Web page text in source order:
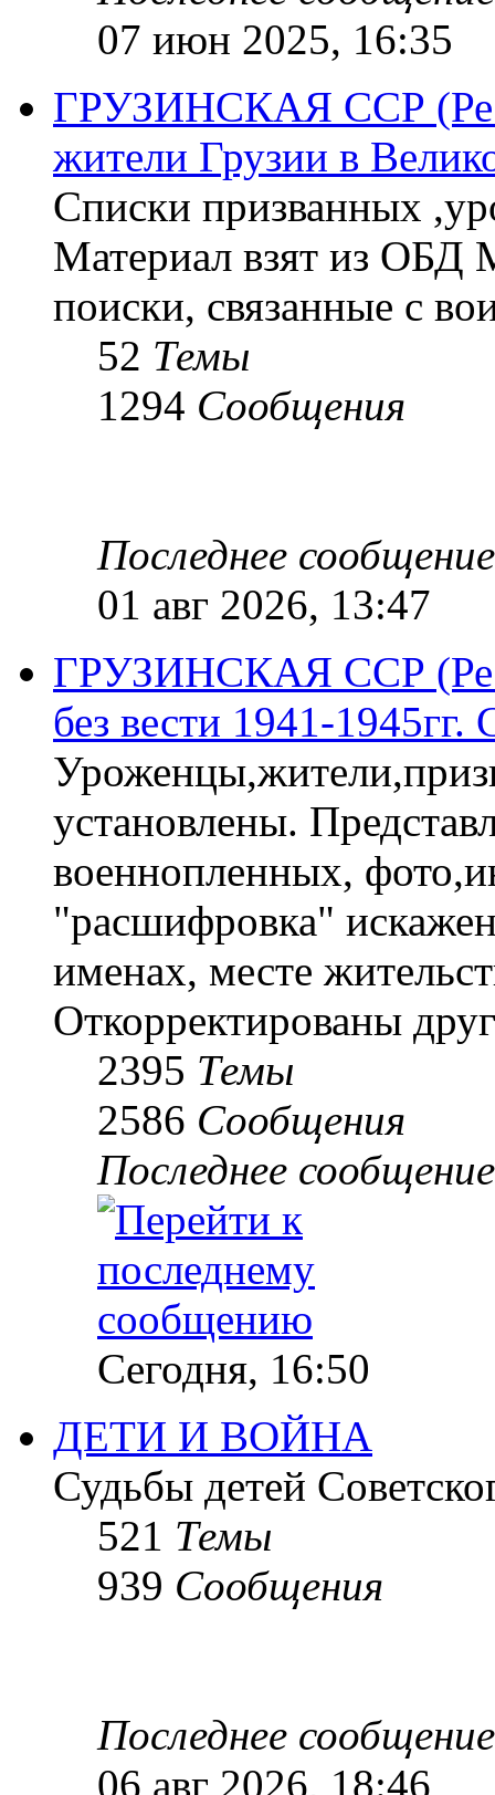
07 июн 2025, 16:35
ГРУЗИНСКАЯ ССР
жители Грузии в
Списки призванных
Материал взят из ОБД
поиски, связанные с
52 Темы
1294 Сообщения
Последнее сообщение
01 авг 2026, 13:47
ГРУЗИНСКАЯ ССР
без вести 1941-
установлены.
военнопленных,
"расшифровка"
именах, месте
Откорректированы
2395 Темы
2586 Сообщения
Последнее сообщение
Сегодня, 16:50
ДЕТИ И ВОЙНА
Судьбы детей
521 Темы
939 Сообщения
Последнее сообщение
06 авг 2026, 18:46